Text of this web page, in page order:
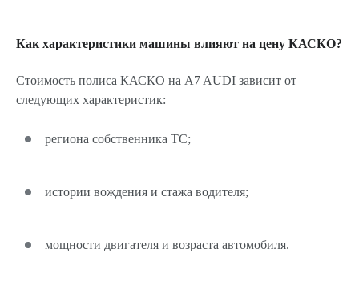
Как характеристики машины влияют на цену КАСКО?
Стоимость полиса КАСКО на A7 AUDI зависит от
следующих характеристик:
региона собственника ТС;
истории вождения и стажа водителя;
мощности двигателя и возраста автомобиля.